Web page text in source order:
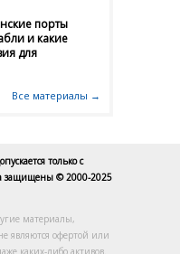
порты
и какие
для
Все материалы →
только с
защищены © 2000-2025
материалы,
являются офертой или
каких-либо активов.